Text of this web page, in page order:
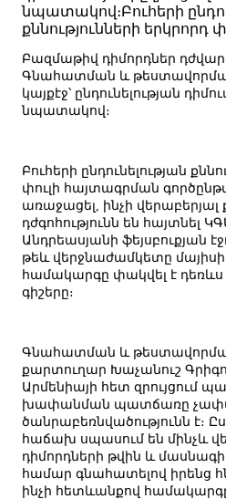
նպատակով։Բուհերի
քննությունների երկրորդ
Բազմաթիվ դիմորդներ
Գնահատման և թեստավորման
կայքէջ՝ ընդունելության
նպատակով։
Բուհերի ընդունելության
փուլի հայտագրման
առաջացել, ինչի
դժգոհությունն են
Անդրեասյանի ֆեյսբուքյան
թեև վերջնաժամկետը մայիսի
համակարգը փակվել է դեռևս
գիշերը։
Գնահատման և
քարտուղար Խաչանուշ
Արմենիայի հետ զրույցում
խափանման պատճառը
ծանրաբեռնվածությունն է։
հաճախ սպասում են մինչև
դիմորդների թվին և
համար գնահատելով իրենց
ինչի հետևանքով